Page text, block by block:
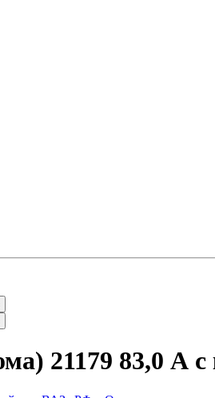
21179 83,0 А